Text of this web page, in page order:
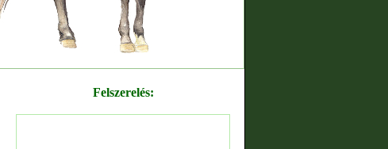
Felszerelés: